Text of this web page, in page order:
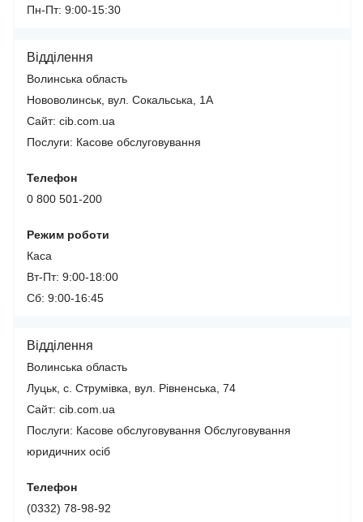
Пн-Пт: 9:00-15:30
Відділення
Волинська область
Нововолинськ, вул. Сокальська, 1А
Сайт: cib.com.ua
Послуги: Касове обслуговування
Телефон
0 800 501-200
Режим роботи
Каса
Вт-Пт: 9:00-18:00
Сб: 9:00-16:45
Відділення
Волинська область
Луцьк, с. Струмівка, вул. Рівненська, 74
Сайт: cib.com.ua
Послуги: Касове обслуговування Обслуговування
юридичних осіб
Телефон
(0332) 78-98-92